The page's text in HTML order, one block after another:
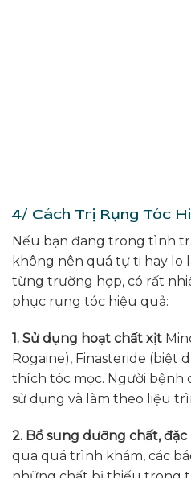
4/ Cách Trị Rụng Tóc
Nếu bạn đang trong tình
không nên quá tự ti hay lo
từng trường hợp, có rất
phục rụng tóc hiệu quả:
1. Sử dụng hoạt chất xịt
Rogaine), Finasteride (biệt
thích tóc mọc. Người bệnh
sử dụng và làm theo liệu
2. Bổ sung dưỡng chất, đặc
qua quá trình khám, các